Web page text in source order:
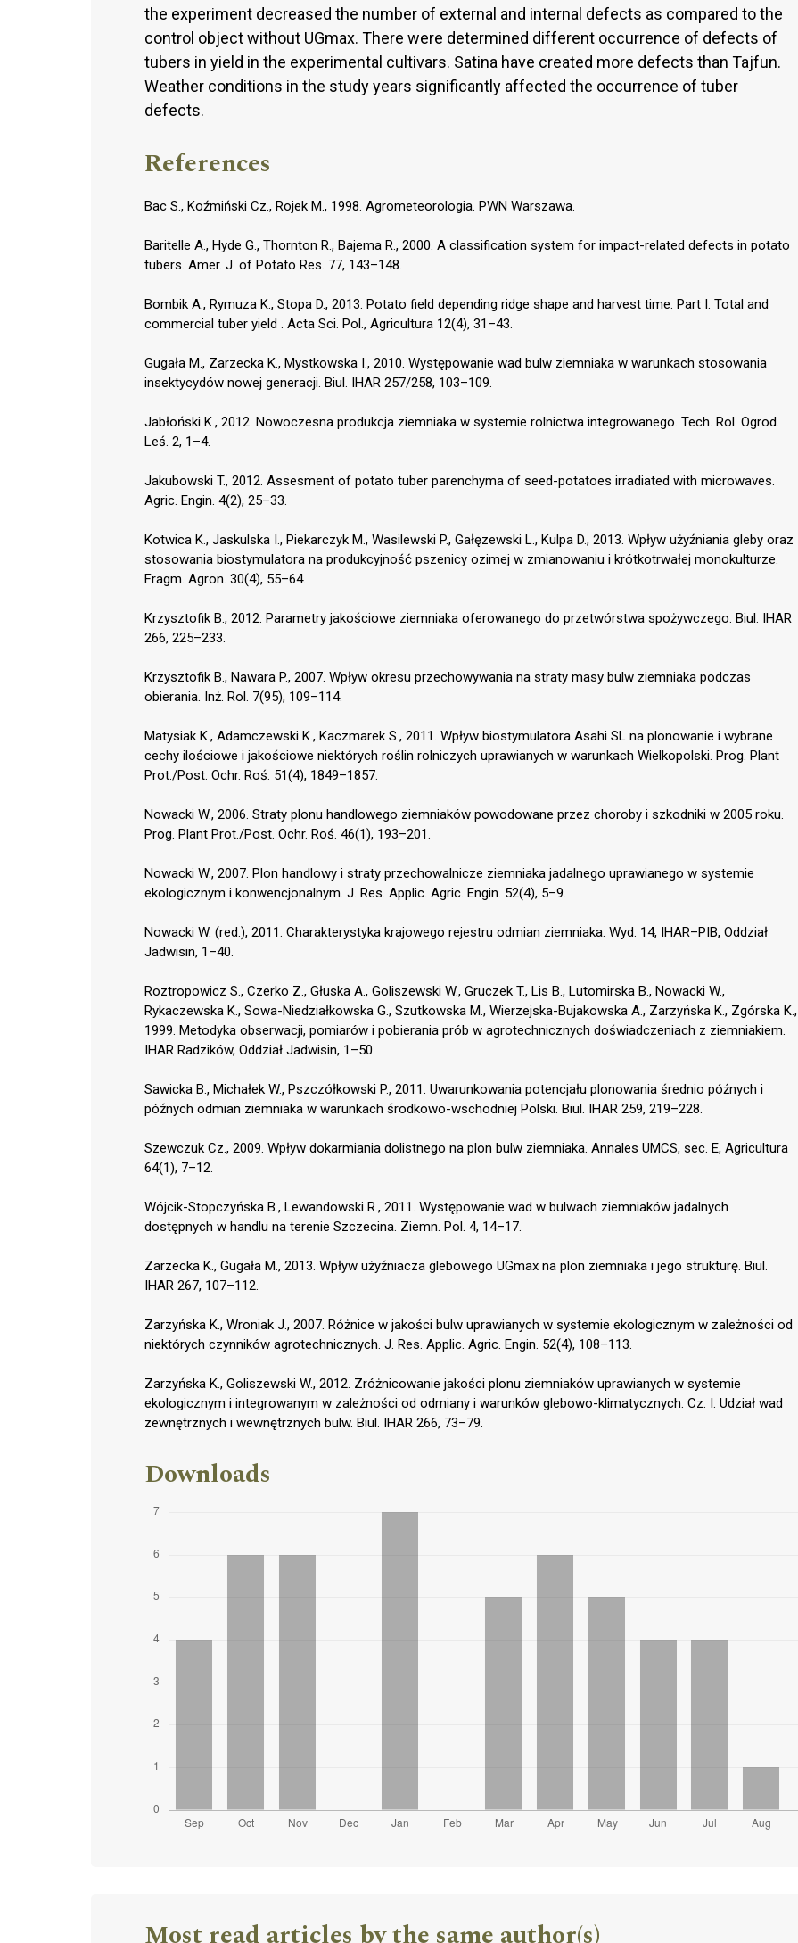
the experiment decreased the number of external and internal defects as compared to the
control object without UGmax. There were determined different occurrence of defects of
tubers in yield in the experimental cultivars. Satina have created more defects than Tajfun.
Weather conditions in the study years significantly affected the occurrence of tuber
defects.
References
Bac S., Koźmiński Cz., Rojek M., 1998. Agrometeorologia. PWN Warszawa.
Baritelle A., Hyde G., Thornton R., Bajema R., 2000. A classification system for impact-related defects in potato
tubers. Amer. J. of Potato Res. 77, 143–148.
Bombik A., Rymuza K., Stopa D., 2013. Potato field depending ridge shape and harvest time. Part I. Total and
commercial tuber yield . Acta Sci. Pol., Agricultura 12(4), 31–43.
Gugała M., Zarzecka K., Mystkowska I., 2010. Występowanie wad bulw ziemniaka w warunkach stosowania
insektycydów nowej generacji. Biul. IHAR 257/258, 103–109.
Jabłoński K., 2012. Nowoczesna produkcja ziemniaka w systemie rolnictwa integrowanego. Tech. Rol. Ogrod.
Leś. 2, 1–4.
Jakubowski T., 2012. Assesment of potato tuber parenchyma of seed-potatoes irradiated with microwaves.
Agric. Engin. 4(2), 25–33.
Kotwica K., Jaskulska I., Piekarczyk M., Wasilewski P., Gałęzewski L., Kulpa D., 2013. Wpływ użyźniania gleby oraz
stosowania biostymulatora na produkcyjność pszenicy ozimej w zmianowaniu i krótkotrwałej monokulturze.
Fragm. Agron. 30(4), 55–64.
Krzysztofik B., 2012. Parametry jakościowe ziemniaka oferowanego do przetwórstwa spożywczego. Biul. IHAR
266, 225–233.
Krzysztofik B., Nawara P., 2007. Wpływ okresu przechowywania na straty masy bulw ziemniaka podczas
obierania. Inż. Rol. 7(95), 109–114.
Matysiak K., Adamczewski K., Kaczmarek S., 2011. Wpływ biostymulatora Asahi SL na plonowanie i wybrane
cechy ilościowe i jakościowe niektórych roślin rolniczych uprawianych w warunkach Wielkopolski. Prog. Plant
Prot./Post. Ochr. Roś. 51(4), 1849–1857.
Nowacki W., 2006. Straty plonu handlowego ziemniaków powodowane przez choroby i szkodniki w 2005 roku.
Prog. Plant Prot./Post. Ochr. Roś. 46(1), 193–201.
Nowacki W., 2007. Plon handlowy i straty przechowalnicze ziemniaka jadalnego uprawianego w systemie
ekologicznym i konwencjonalnym. J. Res. Applic. Agric. Engin. 52(4), 5–9.
Nowacki W. (red.), 2011. Charakterystyka krajowego rejestru odmian ziemniaka. Wyd. 14, IHAR–PIB, Oddział
Jadwisin, 1–40.
Roztropowicz S., Czerko Z., Głuska A., Goliszewski W., Gruczek T., Lis B., Lutomirska B., Nowacki W.,
Rykaczewska K., Sowa-Niedziałkowska G., Szutkowska M., Wierzejska-Bujakowska A., Zarzyńska K., Zgórska K.,
1999. Metodyka obserwacji, pomiarów i pobierania prób w agrotechnicznych doświadczeniach z ziemniakiem.
IHAR Radzików, Oddział Jadwisin, 1–50.
Sawicka B., Michałek W., Pszczółkowski P., 2011. Uwarunkowania potencjału plonowania średnio późnych i
późnych odmian ziemniaka w warunkach środkowo-wschodniej Polski. Biul. IHAR 259, 219–228.
Szewczuk Cz., 2009. Wpływ dokarmiania dolistnego na plon bulw ziemniaka. Annales UMCS, sec. E, Agricultura
64(1), 7–12.
Wójcik-Stopczyńska B., Lewandowski R., 2011. Występowanie wad w bulwach ziemniaków jadalnych
dostępnych w handlu na terenie Szczecina. Ziemn. Pol. 4, 14–17.
Zarzecka K., Gugała M., 2013. Wpływ użyźniacza glebowego UGmax na plon ziemniaka i jego strukturę. Biul.
IHAR 267, 107–112.
Zarzyńska K., Wroniak J., 2007. Różnice w jakości bulw uprawianych w systemie ekologicznym w zależności od
niektórych czynników agrotechnicznych. J. Res. Applic. Agric. Engin. 52(4), 108–113.
Zarzyńska K., Goliszewski W., 2012. Zróżnicowanie jakości plonu ziemniaków uprawianych w systemie
ekologicznym i integrowanym w zależności od odmiany i warunków glebowo-klimatycznych. Cz. I. Udział wad
zewnętrznych i wewnętrznych bulw. Biul. IHAR 266, 73–79.
Downloads
Most read articles by the same author(s)